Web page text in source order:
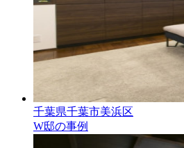
千葉県千葉市美浜区
W邸の事例